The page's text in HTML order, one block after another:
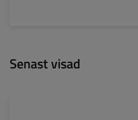
Senast visad